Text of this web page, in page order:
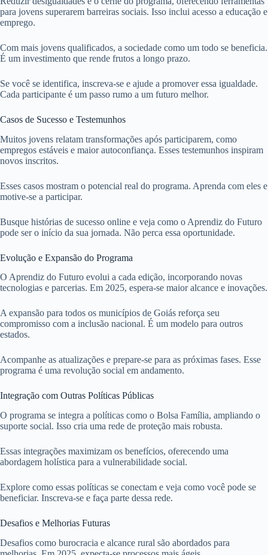
para jovens superarem barreiras sociais. Isso inclui acesso a educação e
emprego.
Com mais jovens qualificados, a sociedade como um todo se beneficia.
É um investimento que rende frutos a longo prazo.
Se você se identifica, inscreva-se e ajude a promover essa igualdade.
Cada participante é um passo rumo a um futuro melhor.
Casos de Sucesso e Testemunhos
Muitos jovens relatam transformações após participarem, como
empregos estáveis e maior autoconfiança. Esses testemunhos inspiram
novos inscritos.
Esses casos mostram o potencial real do programa. Aprenda com eles e
motive-se a participar.
Busque histórias de sucesso online e veja como o Aprendiz do Futuro
pode ser o início da sua jornada. Não perca essa oportunidade.
Evolução e Expansão do Programa
O Aprendiz do Futuro evolui a cada edição, incorporando novas
tecnologias e parcerias. Em 2025, espera-se maior alcance e inovações.
A expansão para todos os municípios de Goiás reforça seu
compromisso com a inclusão nacional. É um modelo para outros
estados.
Acompanhe as atualizações e prepare-se para as próximas fases. Esse
programa é uma revolução social em andamento.
Integração com Outras Políticas Públicas
O programa se integra a políticas como o Bolsa Família, ampliando o
suporte social. Isso cria uma rede de proteção mais robusta.
Essas integrações maximizam os benefícios, oferecendo uma
abordagem holística para a vulnerabilidade social.
Explore como essas políticas se conectam e veja como você pode se
beneficiar. Inscreva-se e faça parte dessa rede.
Desafios e Melhorias Futuras
Desafios como burocracia e alcance rural são abordados para